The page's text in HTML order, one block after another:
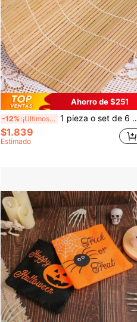
Ahorro de $251
-12% ¡Últimos 3 días 1 pieza o set de 6 esterillas de bambú para enrollar sushi, alga nori para enrollar sushi, herramientas de tejido a mano, envoltorios de sushi y moldes para bolas de arroz (imagen de referencia para pedidos grandes 8)
$1.839
Estimado